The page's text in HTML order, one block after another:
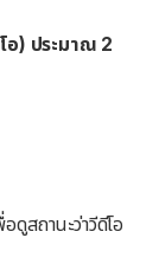
อ) ประมาณ 2
สถานะว่าวีดีโอ